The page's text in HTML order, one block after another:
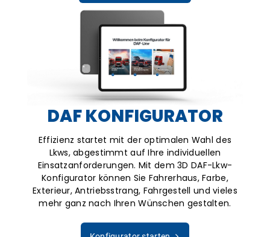
DAF KONFIGURATOR
Effizienz startet mit der optimalen Wahl des
Lkws, abgestimmt auf Ihre individuellen
Einsatzanforderungen. Mit dem 3D DAF-Lkw-
Konfigurator können Sie Fahrerhaus, Farbe,
Exterieur, Antriebsstrang, Fahrgestell und vieles
mehr ganz nach Ihren Wünschen gestalten.